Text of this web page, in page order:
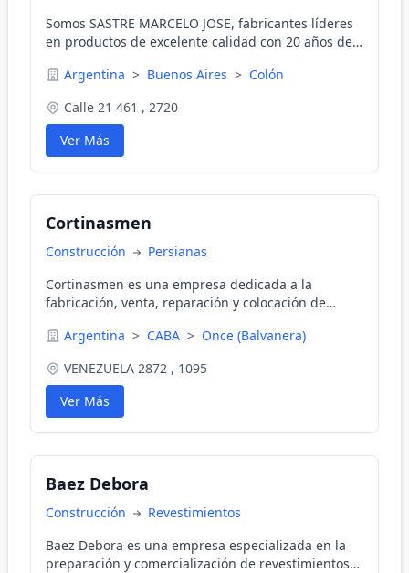
Somos SASTRE MARCELO JOSE, fabricantes líderes
en productos de excelente calidad con 20 años de
excelente atención posventa en la fabricación,
telescópicas, montacargas, escenarios
estructurales y más.
Argentina > Buenos Aires > Colón
Calle 21 461 , 2720
Ver Más
Cortinasmen
Construcción
Persianas
Cortinasmen es una empresa dedicada a la
fabricación, venta, reparación y colocación de
Estamos ubicados en Once (Balvanera), CABA,
Argentina > CABA > Once (Balvanera)
VENEZUELA 2872 , 1095
Ver Más
Baez Debora
Construcción
Revestimientos
Baez Debora es una empresa especializada en la
preparación y comercialización de revestimientos